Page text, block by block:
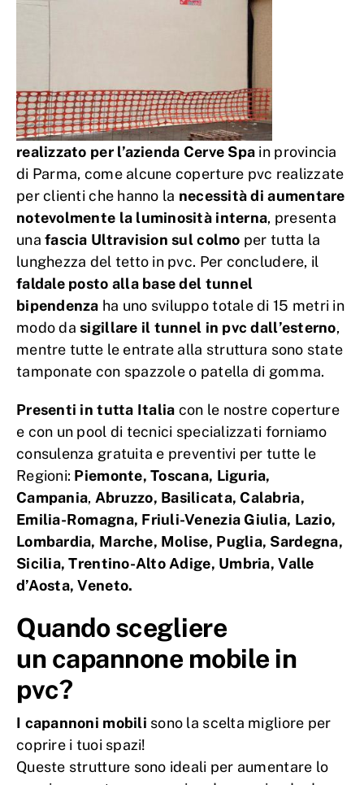
realizzato per l’azienda Cerve Spa in provincia
di Parma, come alcune coperture pvc realizzate
per clienti che hanno la necessità di aumentare
notevolmente la luminosità interna, presenta
unafascia Ultravision sul colmo per tutta la
lunghezza del tetto in pvc. Per concludere, il
faldale posto alla base del tunnel
bipendenza ha uno sviluppo totale di 15 metri in
modo dasigillare il tunnel in pvc dall’esterno,
mentre tutte le entrate alla struttura sono state
tamponate con spazzole o patella di gomma.
Presenti in tutta Italia con le nostre coperture
e con un pool di tecnici specializzati forniamo
consulenza gratuita e preventivi per tutte le
Regioni: Piemonte, Toscana, Liguria,
Campania, Abruzzo, Basilicata,Calabria,
Emilia-Romagna, Friuli-Venezia Giulia, Lazio,
Lombardia, Marche, Molise, Puglia, Sardegna,
Sicilia, Trentino-Alto Adige, Umbria, Valle
d’Aosta, Veneto.
Quando scegliere
un capannone mobile in
pvc?
I capannoni mobili sono la scelta migliore per
coprire i tuoi spazi!
Queste strutture sono ideali per aumentare lo